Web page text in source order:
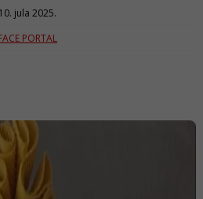
10. jula 2025.
PORTAL